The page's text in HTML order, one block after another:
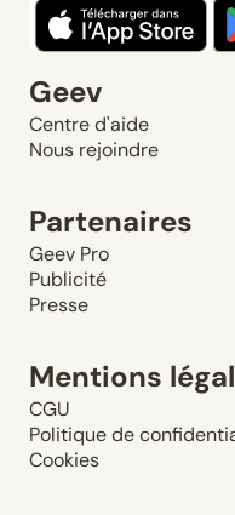
Geev
Centre d'aide
Nous rejoindre
Partenaires
Geev Pro
Publicité
Presse
Mentions
CGU
Politique de
Cookies